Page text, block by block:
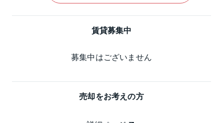
賃貸募集中
募集中はございません
売却をお考えの方